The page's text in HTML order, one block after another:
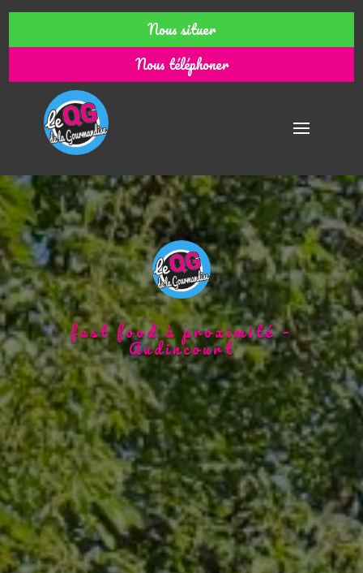
Nous situer
Nous téléphoner
fast food à proximité –
Audincourt